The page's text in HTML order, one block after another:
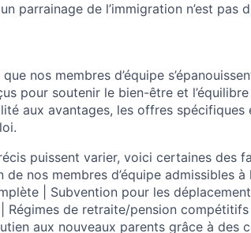
parrainage de l’immigration n’est pas
nos membres d’équipe
pour soutenir le bien-être et
aux avantages, les offres
puissent varier, voici certaines des
nos membres d’équipe admissibles à
| Subvention pour les
Régimes de retraite/pension
aux nouveaux parents grâce à des